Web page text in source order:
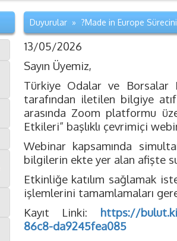
Duyurular » ?Made in Europe
13/05/2026
Sayın Üyemiz,
Türkiye Odalar ve Borsalar
tarafından iletilen bilgiye
arasında Zoom platformu
Etkileri” başlıklı çevrimiçi
Webinar kapsamında
bilgilerin ekte yer alan afişte
Etkinliğe katılım sağlamak
işlemlerini tamamlamaları
Kayıt Linki: https://
86c8-da9245fea085